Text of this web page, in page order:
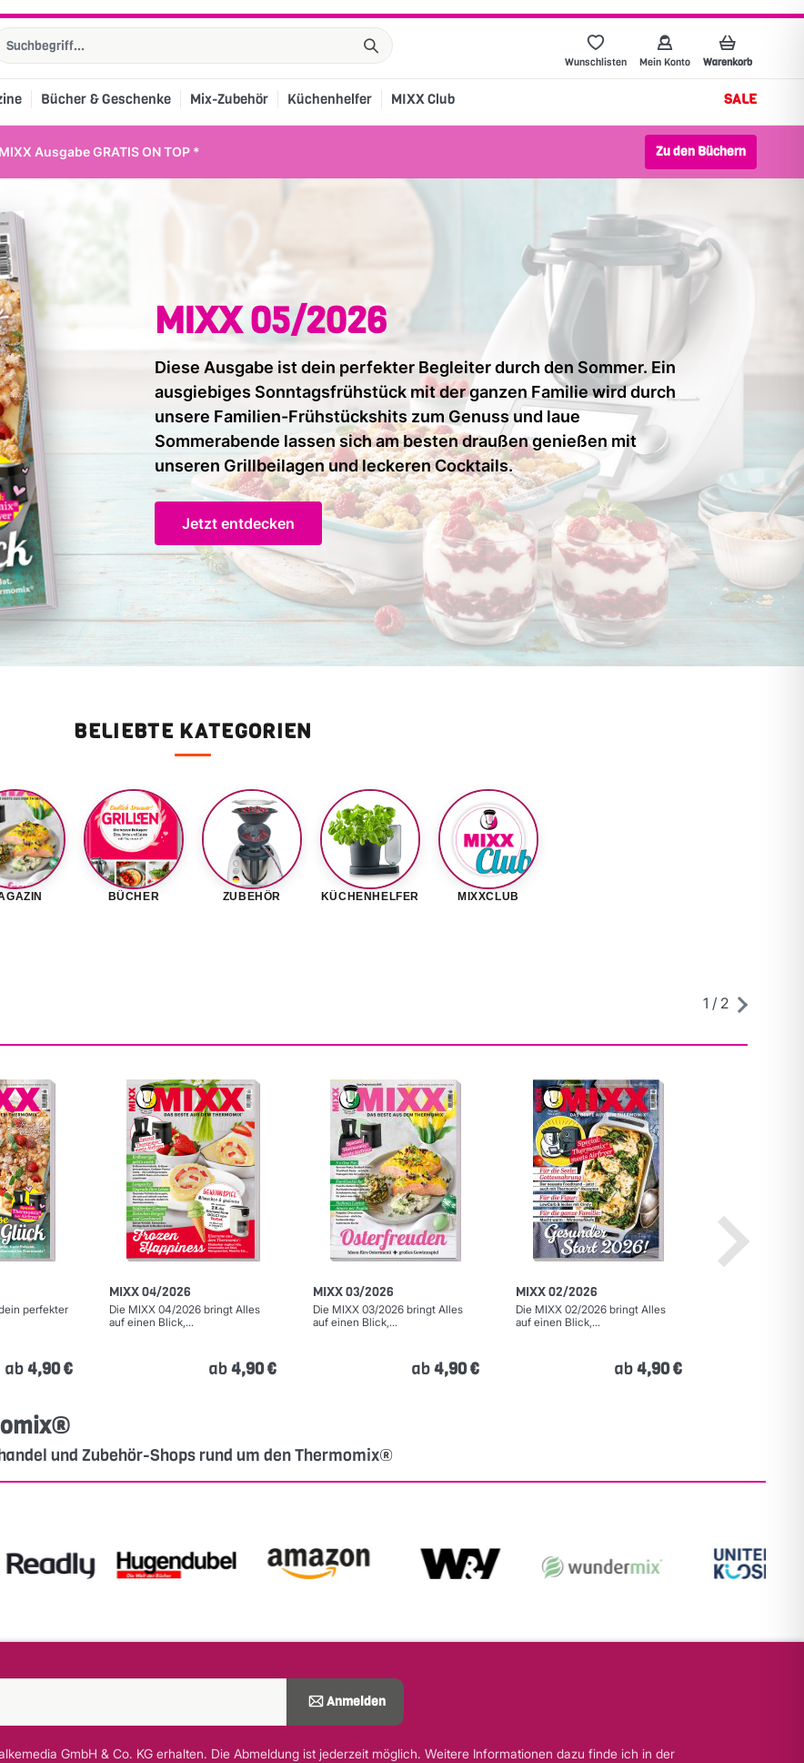
Wunschlisten Mein Konto Warenkorb
Bücher & Geschenke Mix-Zubehör Küchenhelfer MIXX Club SALE
Ausgabe GRATIS ON TOP * Zu den Büchern
MIXX 05/2026
Diese Ausgabe ist dein perfekter Begleiter durch den Sommer. Ein
ausgiebiges Sonntagsfrühstück mit der ganzen Familie wird durch
unsere Familien-Frühstückshits zum Genuss und laue
Sommerabende lassen sich am besten draußen genießen mit
unseren Grillbeilagen und leckeren Cocktails.
Jetzt entdecken
BELIEBTE KATEGORIEN
BÜCHER ZUBEHÖR KÜCHENHELFER MIXXCLUB
1 / 2
perfekter
ab4,90 €
MIXX 04/2026
Die MIXX 04/2026 bringt Alles
auf einen Blick,...
ab4,90 €
MIXX 03/2026
Die MIXX 03/2026 bringt Alles
auf einen Blick,...
ab4,90 €
MIXX 02/2026
Die MIXX 02/2026 bringt Alles
auf einen Blick,...
ab4,90 €
und Zubehör-Shops rund um den Thermomix®
Anmelden
GmbH & Co. KG erhalten. Die Abmeldung ist jederzeit möglich. Weitere Informationen dazu finde ich in der